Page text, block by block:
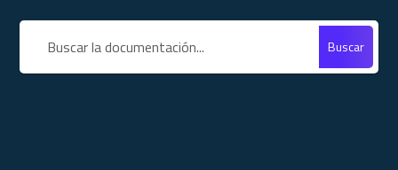
Buscar